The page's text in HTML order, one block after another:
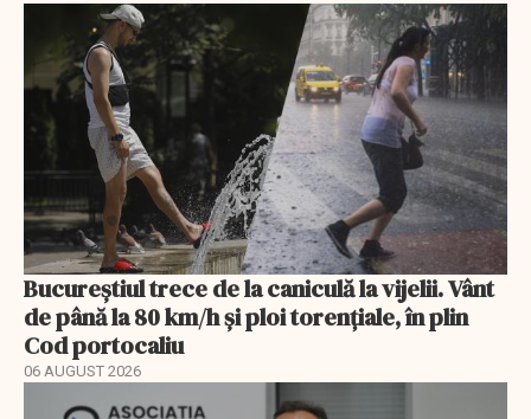
Bucureștiul trece de la caniculă la vijelii. Vânt
de până la 80 km/h și ploi torențiale, în plin
Cod portocaliu
06 AUGUST 2026